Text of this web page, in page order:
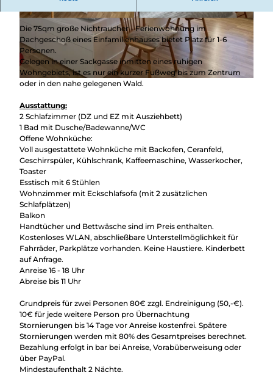
Camping &
Wohnmobil
Trekkingplätze
Nachhaltig
bei uns
unterwegs
© Jutta Winterhoff, Jutta Winterhoff
© Jutta Winterhoff, Jutta Winterhoff © Jutta Winterhoff, Jutta Winterhoff
Die 75qm große Nichtraucher - Ferienwohnung im
Dachgeschoß eines Einfamilienhauses bietet Platz für 1-6
Personen.
Gelegen in einer Sackgasse inmitten eines ruhigen
Wohngebiets, ist es nur ein kurzer Fußweg bis zum Zentrum
oder in den nahe gelegenen Wald.
Ausstattung:
2 Schlafzimmer (DZ und EZ mit Ausziehbett)
1 Bad mit Dusche/Badewanne/WC
Offene Wohnküche:
Voll ausgestattete Wohnküche mit Backofen, Ceranfeld,
Geschirrspüler, Kühlschrank, Kaffeemaschine, Wasserkocher,
Toaster
Esstisch mit 6 Stühlen
Wohnzimmer mit Eckschlafsofa (mit 2 zusätzlichen
Schlafplätzen)
Balkon
Handtücher und Bettwäsche sind im Preis enthalten.
Kostenloses WLAN, abschließbare Unterstellmöglichkeit für
Fahrräder, Parkplätze vorhanden. Keine Haustiere. Kinderbett
auf Anfrage.
Anreise 16 - 18 Uhr
Abreise bis 11 Uhr
Grundpreis für zwei Personen 80€ zzgl. Endreinigung (50,-€).
10€ für jede weitere Person pro Übernachtung
Stornierungen bis 14 Tage vor Anreise kostenfrei. Spätere
Stornierungen werden mit 80% des Gesamtpreises berechnet.
Bezahlung erfolgt in bar bei Anreise, Vorabüberweisung oder
über PayPal.
Mindestaufenthalt 2 Nächte.